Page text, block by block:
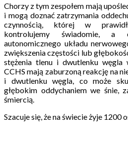
Chorzy z tym zespołem mają
i mogą doznać zatrzymania
czynnością, której w
kontrolujemy świadomie, a
autonomicznego układu
zwiększenia częstości lub
stężenia tlenu i dwutlenku
CCHS mają zaburzoną reakcję na
i dwutlenku węgla, co może
głębokim oddychaniem we śnie,
śmiercią.
Szacuje się, że na świecie żyje 1200